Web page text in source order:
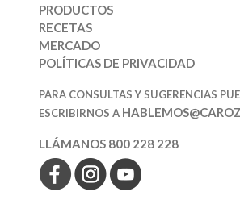
PRODUCTOS
RECETAS
MERCADO
POLÍTICAS DE PRIVACIDAD
PARA CONSULTAS Y SUGERENCIAS
ESCRIBIRNOS A
LLÁMANOS 800 228 228